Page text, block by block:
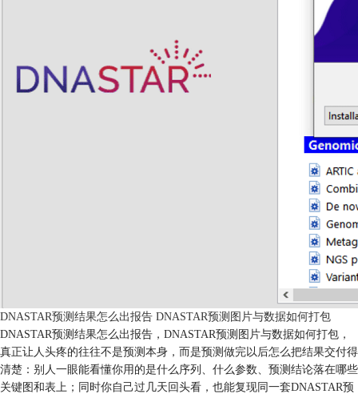
DNASTAR预测结果怎么出报告 DNASTAR预测图片与数据如何打包
DNASTAR预测结果怎么出报告，DNASTAR预测图片与数据如何打包，
真正让人头疼的往往不是预测本身，而是预测做完以后怎么把结果交付得
清楚：别人一眼能看懂你用的是什么序列、什么参数、预测结论落在哪些
关键图和表上；同时你自己过几天回头看，也能复现同一套DNASTAR预